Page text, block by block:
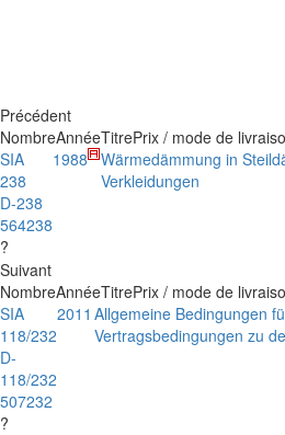
Précédent
NombreAnnéeTitrePrix / mode de
SIA
238
D-238
564238
?
1988
Wärmedämmung in
Verkleidungen
Suivant
NombreAnnéeTitrePrix / mode de
SIA
118/232
D-
118/232
507232
?
2011 Allgemeine Bedingungen
Vertragsbedingungen zu